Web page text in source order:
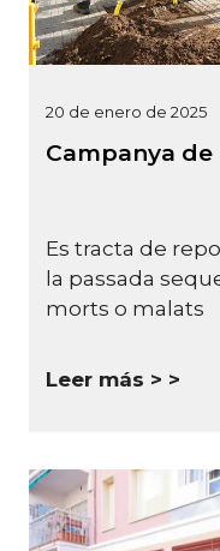
20 de enero de 2025
Campanya
Es tracta de
la passada
morts o malats
Leer más >